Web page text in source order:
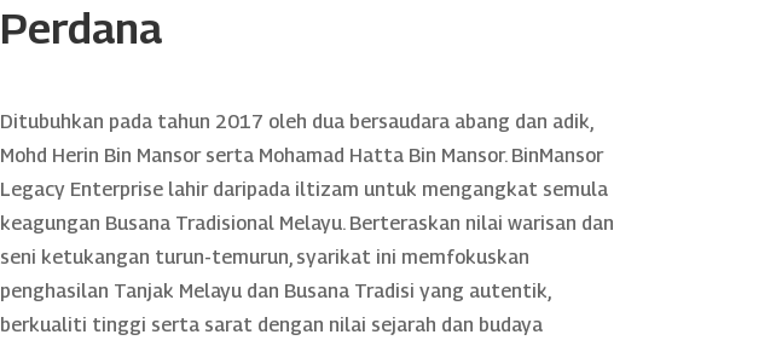
Perdana
Ditubuhkan pada tahun 2017 oleh dua bersaudara abang dan adik,
Mohd Herin Bin Mansor serta Mohamad Hatta Bin Mansor. BinMansor
Legacy Enterprise lahir daripada iltizam untuk mengangkat semula
keagungan Busana Tradisional Melayu. Berteraskan nilai warisan dan
seni ketukangan turun-temurun, syarikat ini memfokuskan
penghasilan Tanjak Melayu dan Busana Tradisi yang autentik,
berkualiti tinggi serta sarat dengan nilai sejarah dan budaya